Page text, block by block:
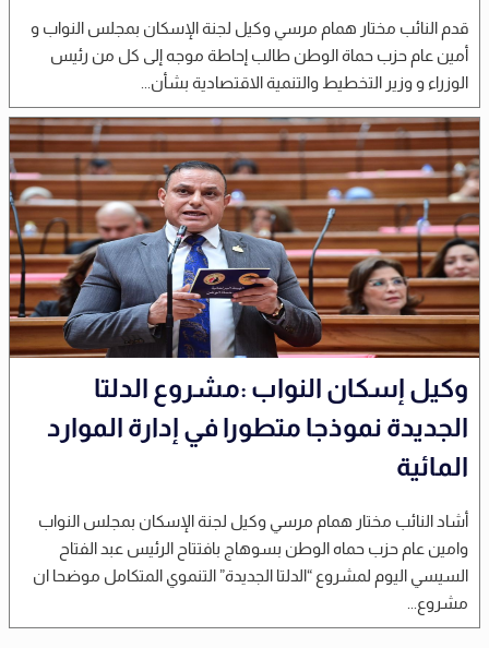
قدم النائب مختار همام مرسي وكيل لجنة الإسكان بمجلس النواب و
أمين عام حزب حماة الوطن طالب إحاطة موجه إلى كل من رئيس
الوزراء و وزير التخطيط والتنمية الاقتصادية بشأن...
وكيل إسكان النواب :مشروع الدلتا
الجديدة نموذجا متطورا في إدارة الموارد
المائية
أشاد النائب مختار همام مرسي وكيل لجنة الإسكان بمجلس النواب
وامين عام حزب حماه الوطن بسوهاج بافتتاح الرئيس عبد الفتاح
السيسي اليوم لمشروع “الدلتا الجديدة” التنموي المتكامل موضحا ان
مشروع...